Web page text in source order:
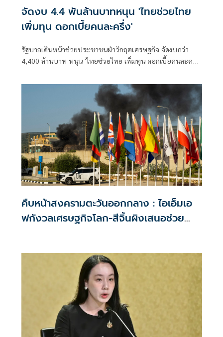
จัดงบ 4.4 พันล้านบาทหนุน 'ไทยช่วยไทย
เพิ่มทุน ดอกเบี้ยคนละครึ่ง'
รัฐบาลเดินหน้าช่วยประชาชนฝ่าวิกฤตเศรษฐกิจ จัดงบกว่า
4,400 ล้านบาท หนุน 'ไทยช่วยไทย เพิ่มทุน ดอกเบี้ยคนละครึ่ง'
คืบหน้าสงครามตะวันออกกลาง : ไอเอ็มเอ
ฟกังวลเศรษฐกิจโลก-สีจิ้นผิงเสนอช่วย